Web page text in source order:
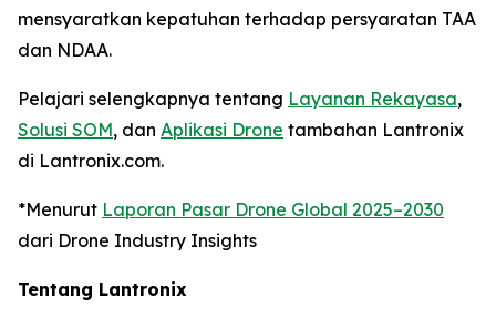
mensyaratkan kepatuhan terhadap persyaratan TAA
dan NDAA.
Pelajari selengkapnya tentang Layanan Rekayasa,
Solusi SOM, dan Aplikasi Drone tambahan Lantronix
di Lantronix.com.
*Menurut Laporan Pasar Drone Global 2025–2030
dari Drone Industry Insights
Tentang Lantronix